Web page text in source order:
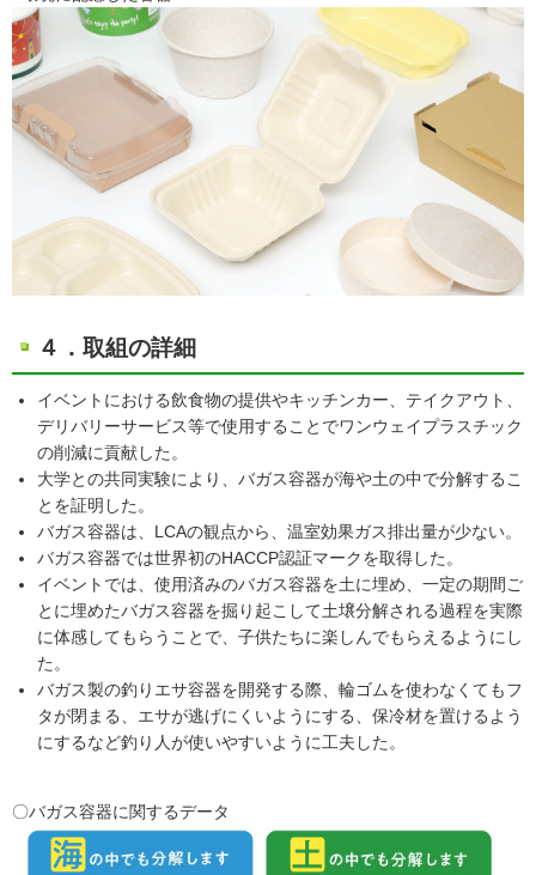
４．取組の詳細
イベントにおける飲食物の提供やキッチンカー、テイクアウト、
デリバリーサービス等で使用することでワンウェイプラスチック
の削減に貢献した。
大学との共同実験により、バガス容器が海や土の中で分解するこ
とを証明した。
バガス容器は、LCAの観点から、温室効果ガス排出量が少ない。
バガス容器では世界初のHACCP認証マークを取得した。
イベントでは、使用済みのバガス容器を土に埋め、一定の期間ご
とに埋めたバガス容器を掘り起こして土壌分解される過程を実際
に体感してもらうことで、子供たちに楽しんでもらえるようにし
た。
バガス製の釣りエサ容器を開発する際、輪ゴムを使わなくてもフ
タが閉まる、エサが逃げにくいようにする、保冷材を置けるよう
にするなど釣り人が使いやすいように工夫した。
〇バガス容器に関するデータ